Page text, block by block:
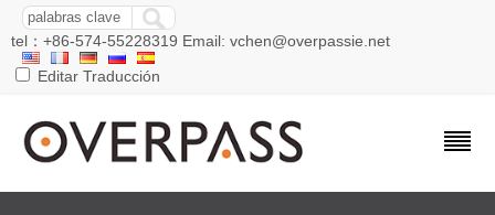
tel：+86-574-55228319 Email: vchen@overpassie.net
Editar Traducción